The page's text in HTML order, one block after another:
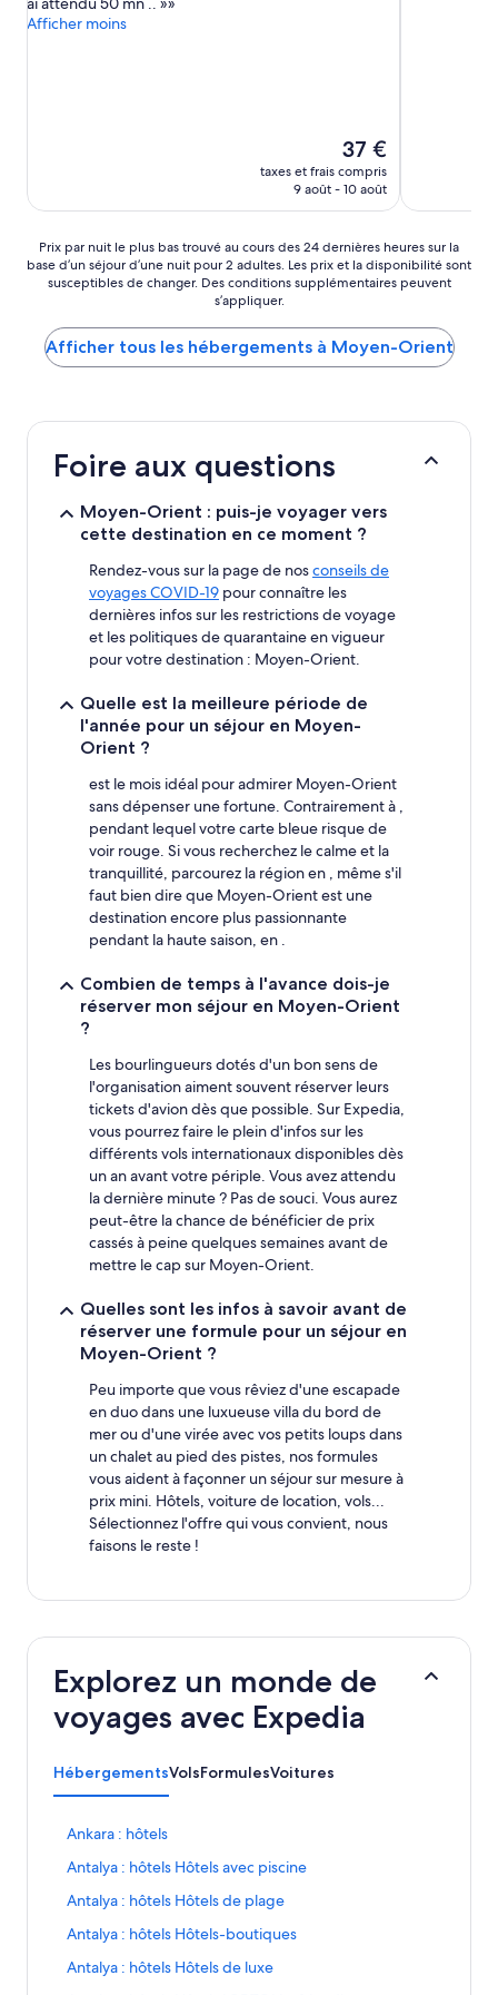
bien,
(1 396 avis)
Afficher moins
Le
nouveau
prix
37 €
37 €
taxes et frais compris
9 août - 10 août
Prix
par
nuit
plus
bas
trouvé
des
heures
2 adultes.
disponibilité
susceptibles
conditions
supplémentaires
s’appliquer.
Prix par nuit le plus bas trouvé au cours des 24 dernières heures sur la
base d’un séjour d’une nuit pour 2 adultes. Les prix et la disponibilité sont
susceptibles de changer. Des conditions supplémentaires peuvent
s’appliquer.
Afficher tous les hébergements à Moyen-Orient
Foire aux questions
Moyen-Orient : puis-je voyager vers
cette destination en ce moment ?
Rendez-vous sur la page de nosconseils de
voyages COVID-19 pour connaître les
dernières infos sur les restrictions de voyage
et les politiques de quarantaine en vigueur
pour votre destination : Moyen-Orient.
Quelle est la meilleure période de
l'année pour un séjour en Moyen-
Orient ?
est le mois idéal pour admirer Moyen-Orient
sans dépenser une fortune. Contrairement à ,
pendant lequel votre carte bleue risque de
voir rouge. Si vous recherchez le calme et la
tranquillité, parcourez la région en , même s'il
faut bien dire que Moyen-Orient est une
destination encore plus passionnante
pendant la haute saison, en .
Combien de temps à l'avance dois-je
réserver mon séjour en Moyen-Orient
?
Les bourlingueurs dotés d'un bon sens de
l'organisation aiment souvent réserver leurs
tickets d'avion dès que possible. Sur Expedia,
vous pourrez faire le plein d'infos sur les
différents vols internationaux disponibles dès
un an avant votre périple. Vous avez attendu
la dernière minute ? Pas de souci. Vous aurez
peut-être la chance de bénéficier de prix
cassés à peine quelques semaines avant de
mettre le cap sur Moyen-Orient.
Quelles sont les infos à savoir avant de
réserver une formule pour un séjour en
Moyen-Orient ?
Peu importe que vous rêviez d'une escapade
en duo dans une luxueuse villa du bord de
mer ou d'une virée avec vos petits loups dans
un chalet au pied des pistes, nos formules
vous aident à façonner un séjour sur mesure à
prix mini. Hôtels, voiture de location, vols...
Sélectionnez l'offre qui vous convient, nous
faisons le reste !
Explorez un monde de
voyages avec Expedia
HébergementsVolsFormulesVoitures
Ankara : hôtels
L
e
n
o
u
r
Antalya : hôtels Hôtels avec piscine
L
e
n
o
u
Antalya : hôtels Hôtels de plage
L
e
n
o
Antalya : hôtels Hôtels-boutiques
L
e
Antalya : hôtels Hôtels de luxe
L